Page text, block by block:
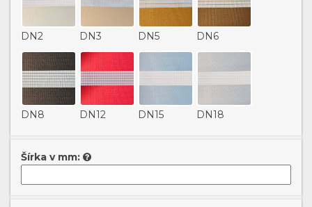
DN2 DN3 DN5 DN6
DN8 DN12 DN15 DN18
Šírka v mm: